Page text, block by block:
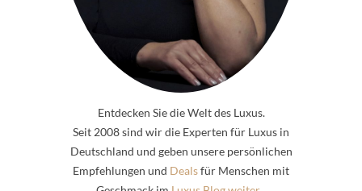
Entdecken Sie die Welt des Luxus.
Seit 2008 sind wir die Experten für Luxus in
Deutschland und geben unsere persönlichen
Empfehlungen und Dealsfür Menschen mit